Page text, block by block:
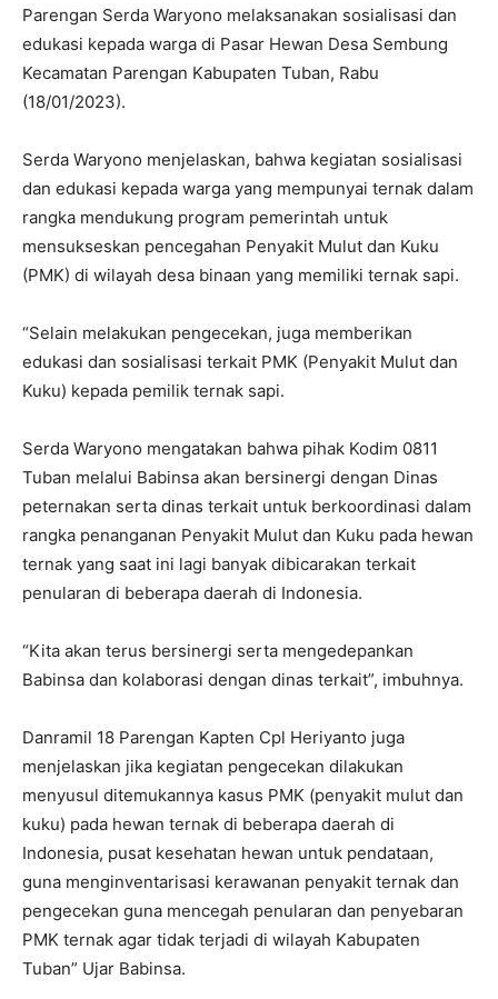
Parengan Serda Waryono melaksanakan sosialisasi dan
edukasi kepada warga di Pasar Hewan Desa Sembung
Kecamatan Parengan Kabupaten Tuban, Rabu
(18/01/2023).
Serda Waryono menjelaskan, bahwa kegiatan sosialisasi
dan edukasi kepada warga yang mempunyai ternak dalam
rangka mendukung program pemerintah untuk
mensukseskan pencegahan Penyakit Mulut dan Kuku
(PMK) di wilayah desa binaan yang memiliki ternak sapi.
“Selain melakukan pengecekan, juga memberikan
edukasi dan sosialisasi terkait PMK (Penyakit Mulut dan
Kuku) kepada pemilik ternak sapi.
Serda Waryono mengatakan bahwa pihak Kodim 0811
Tuban melalui Babinsa akan bersinergi dengan Dinas
peternakan serta dinas terkait untuk berkoordinasi dalam
rangka penanganan Penyakit Mulut dan Kuku pada hewan
ternak yang saat ini lagi banyak dibicarakan terkait
penularan di beberapa daerah di Indonesia.
“Kita akan terus bersinergi serta mengedepankan
Babinsa dan kolaborasi dengan dinas terkait”, imbuhnya.
Danramil 18 Parengan Kapten Cpl Heriyanto juga
menjelaskan jika kegiatan pengecekan dilakukan
menyusul ditemukannya kasus PMK (penyakit mulut dan
kuku) pada hewan ternak di beberapa daerah di
Indonesia, pusat kesehatan hewan untuk pendataan,
guna menginventarisasi kerawanan penyakit ternak dan
pengecekan guna mencegah penularan dan penyebaran
PMK ternak agar tidak terjadi di wilayah Kabupaten
Tuban” Ujar Babinsa.